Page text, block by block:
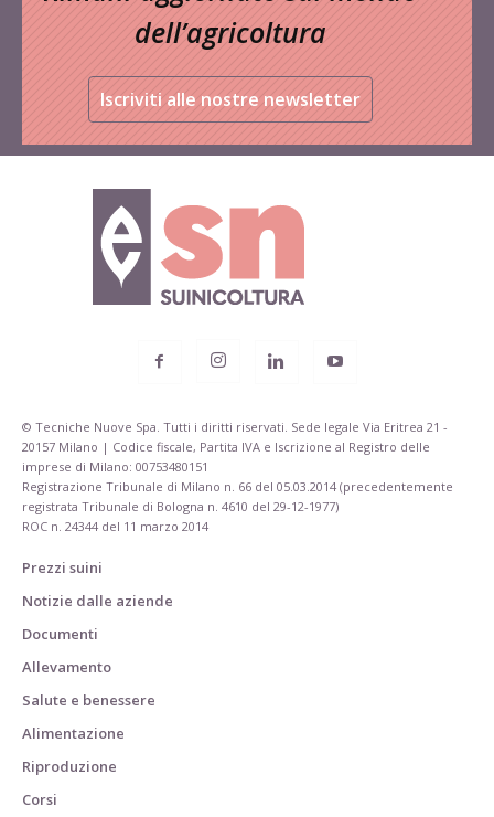
dell’agricoltura
Iscriviti alle nostre newsletter
© Tecniche Nuove Spa. Tutti i diritti riservati. Sede legale Via Eritrea 21 -
20157 Milano | Codice fiscale, Partita IVA e Iscrizione al Registro delle
imprese di Milano: 00753480151
Registrazione Tribunale di Milano n. 66 del 05.03.2014 (precedentemente
registrata Tribunale di Bologna n. 4610 del 29-12-1977)
ROC n. 24344 del 11 marzo 2014
Prezzi suini
Notizie dalle aziende
Documenti
Allevamento
Salute e benessere
Alimentazione
Riproduzione
Corsi